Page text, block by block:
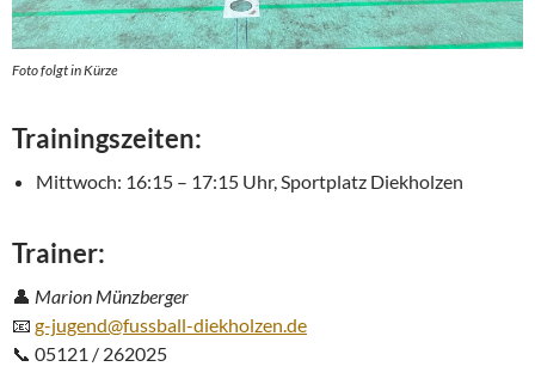
Foto folgt in Kürze
Trainingszeiten:
Mittwoch: 16:15 – 17:15 Uhr, Sportplatz Diekholzen
Trainer:
👤 Marion Münzberger
📧 g-jugend@fussball-diekholzen.de
📞 05121 / 262025